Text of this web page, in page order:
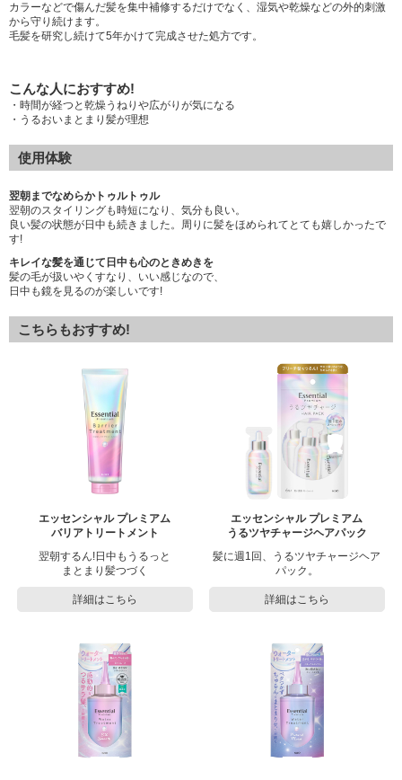
カラーなどで傷んだ髪を集中補修するだけでなく、湿気や乾燥などの外的刺激
から守り続けます。
毛髪を研究し続けて5年かけて完成させた処方です。
こんな人におすすめ!
・時間が経つと乾燥うねりや広がりが気になる
・うるおいまとまり髪が理想
使用体験
翌朝までなめらかトゥルトゥル
翌朝のスタイリングも時短になり、気分も良い。
良い髪の状態が日中も続きました。周りに髪をほめられてとても嬉しかったで
す!
キレイな髪を通じて日中も心のときめきを
髪の毛が扱いやくすなり、いい感じなので、
日中も鏡を見るのが楽しいです!
こちらもおすすめ!
エッセンシャル プレミアム
バリアトリートメント
翌朝するん!日中もうるっと
まとまり髪つづく
詳細はこちら
エッセンシャル プレミアム
うるツヤチャージヘアパック
髪に週1回、うるツヤチャージヘア
パック。
詳細はこちら